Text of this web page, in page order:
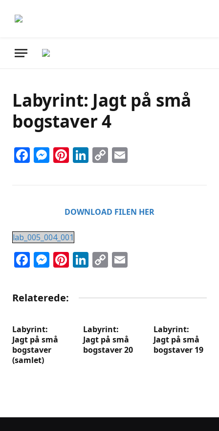
Labyrint: Jagt på små
bogstaver 4
Facebook
Messenger
Pinterest
LinkedIn
Copy
DOWNLOAD FILEN HER
lab_005_004_001
Facebook
Messenger
Pinterest
LinkedIn
Copy
Relaterede:
Labyrint:
Jagt på små
bogstaver
(samlet)
Labyrint:
Jagt på små
bogstaver 20
Labyrint:
Jagt på små
bogstaver 19